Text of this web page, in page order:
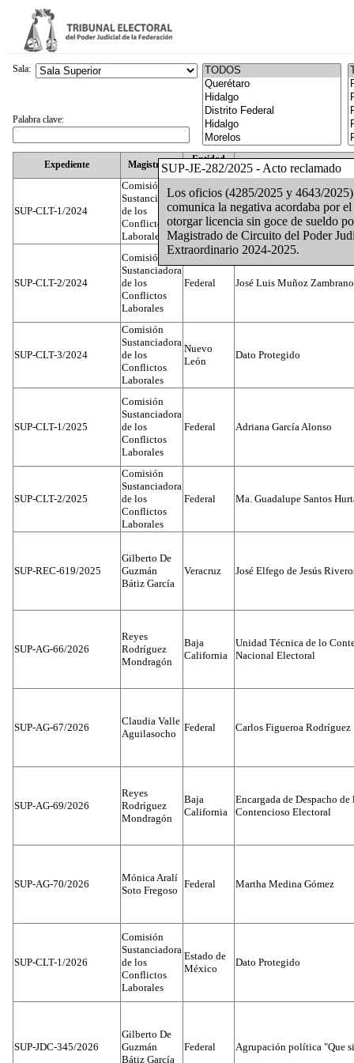
SUP-JE-282/2025 - Acto reclamado
Los oficios (4285/2025 y 4643/
comunica la negativa acordaba por
otorgar licencia sin goce de sueldo
Magistrado de Circuito del Poder
Extraordinario 2024-2025.
Expediente Magistrado
Entidad
Federativa
SUP-CLT-1/2024
Comisión
Sustanciadora
de los
Conflictos
Laborales
Federal Juan José Serrato Velasco
SUP-CLT-2/2024
Comisión
Sustanciadora
de los
Conflictos
Laborales
Federal José Luis Muñoz Zambrano
SUP-CLT-3/2024
Comisión
Sustanciadora
de los
Conflictos
Laborales
Nuevo
León
Dato Protegido
SUP-CLT-1/2025
Comisión
Sustanciadora
de los
Conflictos
Laborales
Federal Adriana García Alonso
SUP-CLT-2/2025
Comisión
Sustanciadora
de los
Conflictos
Laborales
Federal Ma. Guadalupe Santos
SUP-REC-619/2025
Gilberto De
Guzmán
Bátiz García
Veracruz José Elfego de Jesús
SUP-AG-66/2026
Reyes
Rodríguez
Mondragón
Baja
California
Unidad Técnica de lo
Nacional Electoral
SUP-AG-67/2026
Claudia Valle
Aguilasocho
Federal Carlos Figueroa Rodríguez
SUP-AG-69/2026
Reyes
Rodríguez
Mondragón
Baja
California
Encargada de Despacho
Contencioso Electoral
SUP-AG-70/2026
Mónica Aralí
Soto Fregoso
Federal Martha Medina Gómez
SUP-CLT-1/2026
Comisión
Sustanciadora
de los
Conflictos
Laborales
Estado de
México
Dato Protegido
SUP-JDC-345/2026
Gilberto De
Guzmán
Bátiz García
Federal Agrupación política "Que
Sala:
Palabra clave: